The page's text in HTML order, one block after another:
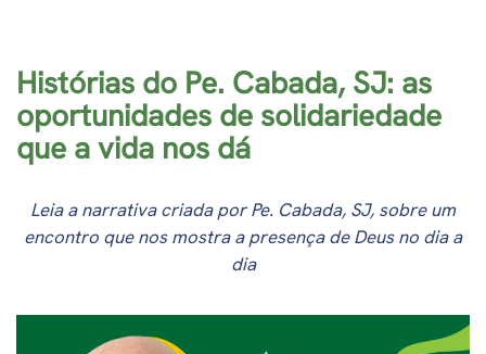
Histórias do Pe. Cabada, SJ: as
oportunidades de solidariedade
que a vida nos dá
Leia a narrativa criada por Pe. Cabada, SJ, sobre um
encontro que nos mostra a presença de Deus no dia a
dia